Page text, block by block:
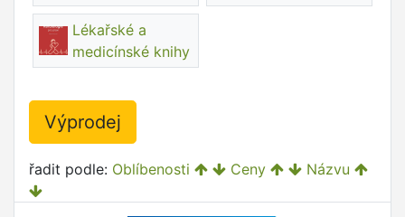
Lékařské a
medicínské knihy
Výprodej
řadit podle: Oblíbenosti Ceny Názvu